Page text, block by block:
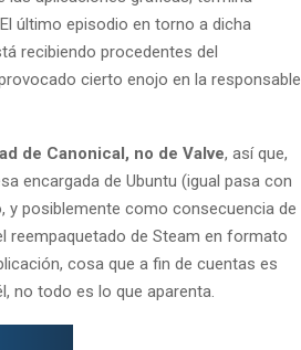
último episodio en torno a dicha
recibiendo procedentes del
cierto enojo en la responsable
de Canonical, no de Valve, así que,
encargada de Ubuntu (igual pasa con
y posiblemente como consecuencia de
reempaquetado de Steam en formato
cosa que a fin de cuentas es
no todo es lo que aparenta.